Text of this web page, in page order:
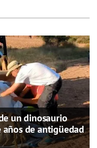
un dinosaurio
de antigüedad